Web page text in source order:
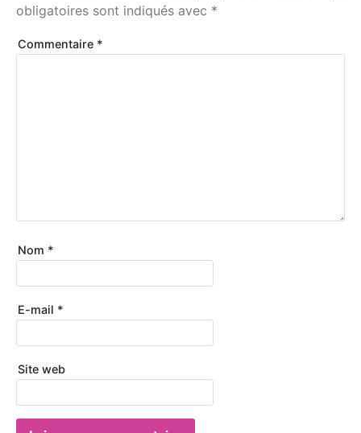
obligatoires sont indiqués avec *
Commentaire *
Nom *
E-mail *
Site web